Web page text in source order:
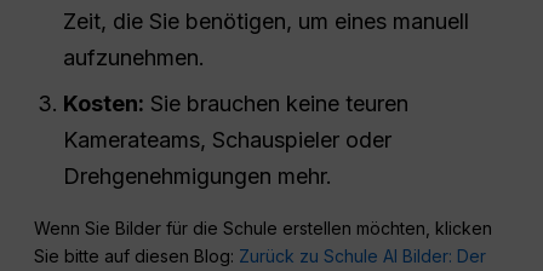
Zeit, die Sie benötigen, um eines manuell
aufzunehmen.
Kosten: Sie brauchen keine teuren
Kamerateams, Schauspieler oder
Drehgenehmigungen mehr.
Wenn Sie Bilder für die Schule erstellen möchten, klicken
Sie bitte auf diesen Blog: Zurück zu Schule AI Bilder: Der